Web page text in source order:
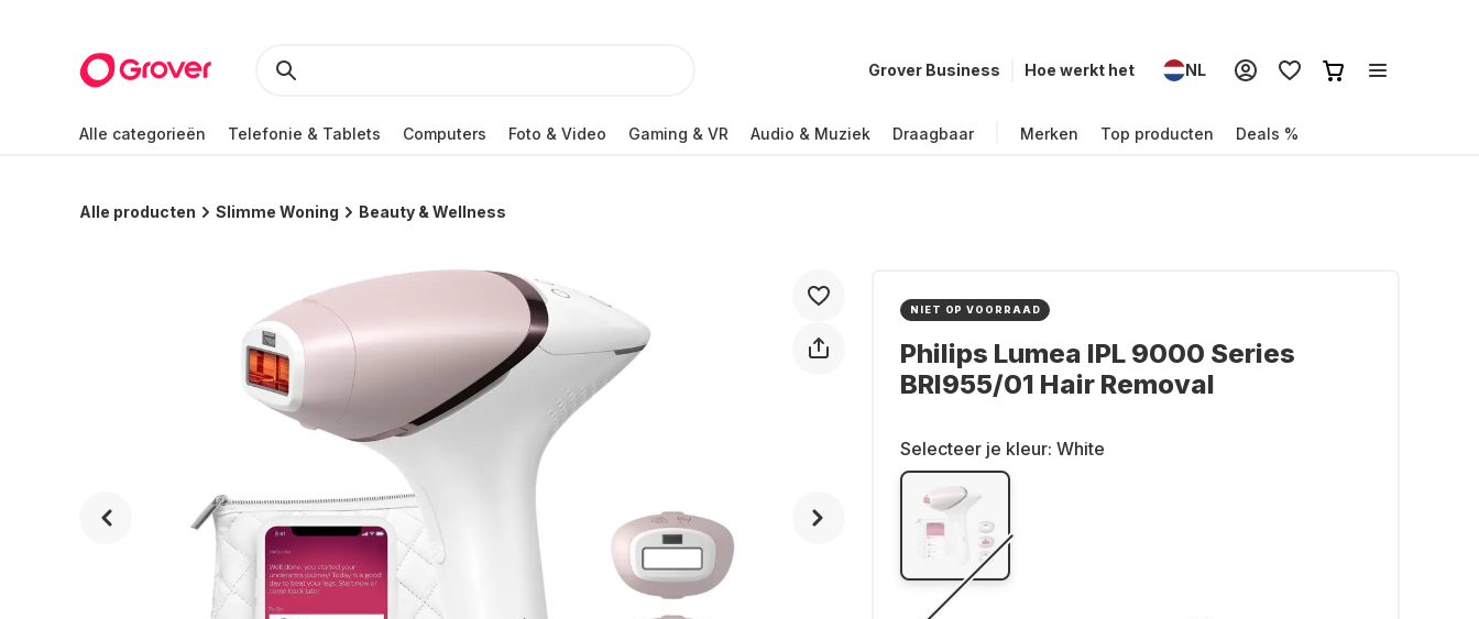
Grover Business Hoe werkt het NL
Alle categorieën Telefonie & Tablets Computers Foto & Video Gaming & VR Audio & Muziek Draagbaar Merken Top producten Deals %
Alle producten Slimme Woning Beauty & Wellness
NIET OP VOORRAAD
Philips Lumea IPL 9000 Series
BRI955/01 Hair Removal
Selecteer je kleur: White